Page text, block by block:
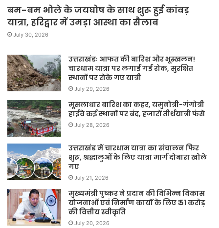
बम-बम भोले के जयघोष के साथ शुरू हुई कांवड़
यात्रा, हरिद्वार में उमड़ा आस्था का सैलाब
July 30, 2026
उत्तराखंडः आफत की बारिश और भूस्खलन!
चारधाम यात्रा पर लगाई गई रोक, सुरक्षित
स्थानों पर रोके गए यात्री
July 29, 2026
मूसलाधार बारिश का कहर, यमुनोत्री-गंगोत्री
हाईवे कई स्थानों पर बंद, हजारों तीर्थयात्री फंसे
July 28, 2026
उत्तराखंड में चारधाम यात्रा का संचालन फिर
शुरू, श्रद्धालुओं के लिए यात्रा मार्ग दोबारा खोले
गए
July 21, 2026
मुख्यमंत्री पुष्कर ने प्रदान की विभिन्न विकास
योजनाओं एवं निर्माण कार्यों के लिए ₹ 51 करोड़
की वित्तीय स्वीकृति
July 20, 2026